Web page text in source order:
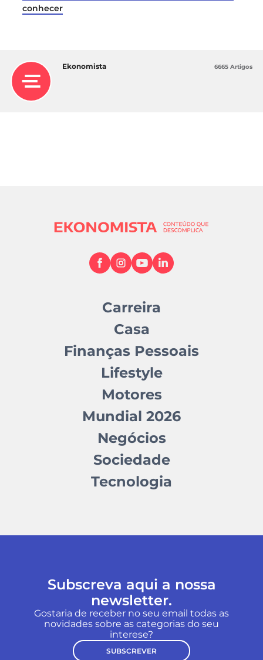
conhecer
Ekonomista 6665 Artigos
Carreira
Casa
Finanças Pessoais
Lifestyle
Motores
Mundial 2026
Negócios
Sociedade
Tecnologia
Subscreva aqui a nossa
newsletter.
Gostaria de receber no seu email todas as
novidades sobre as categorias do seu
interese?
SUBSCREVER